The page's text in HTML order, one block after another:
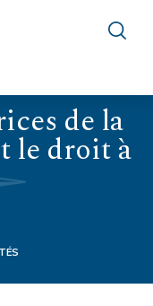
de la
le droit à